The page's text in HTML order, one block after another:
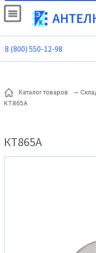
8 (800) 550-12-98
Каталог товаров
КТ865А
КТ865А